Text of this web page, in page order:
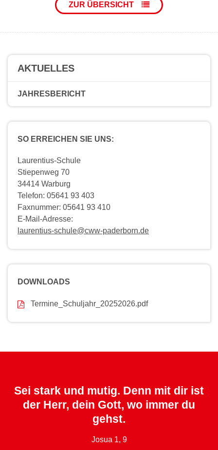
ZUR ÜBERSICHT
AKTUELLES
JAHRESBERICHT
SO ERREICHEN SIE UNS:
Laurentius-Schule
Stiepenweg 70
34414 Warburg
Telefon: 05641 93 403
Faxnummer: 05641 93 410
E-Mail-Adresse:
laurentius-schule@cww-paderborn.de
DOWNLOADS
Termine_Schuljahr_20252026.pdf
Sei stark und mutig. Denn mit dir ist
der Herr, dein Gott, wo immer du
gehst.
Josua 1, 9